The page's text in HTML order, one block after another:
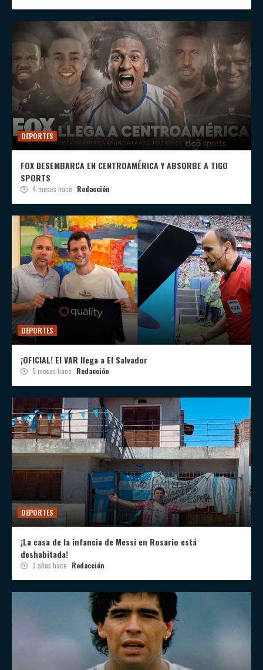
DEPORTES
FOX DESEMBARCA EN CENTROAMÉRICA Y ABSORBE A TIGO
SPORTS
4 meses hace Redacción
DEPORTES
¡OFICIAL! El VAR llega a El Salvador
5 meses hace Redacción
DEPORTES
¡La casa de la infancia de Messi en Rosario está
deshabitada!
3 años hace Redacción